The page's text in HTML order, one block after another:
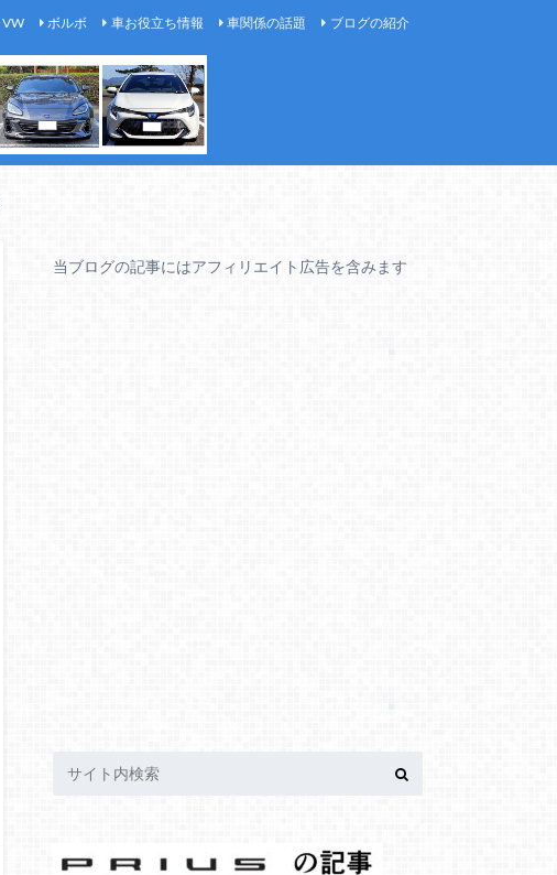
VW ボルボ 車お役立ち情報 車関係の話題 ブログの紹介
当ブログの記事にはアフィリエイト広告を含みます